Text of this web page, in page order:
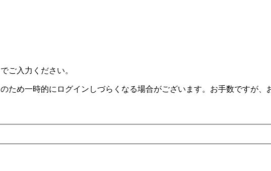
ご入力ください。
ため一時的にログインしづらくなる場合がございます。お手数ですが、